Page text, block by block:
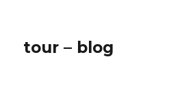
tour – blog